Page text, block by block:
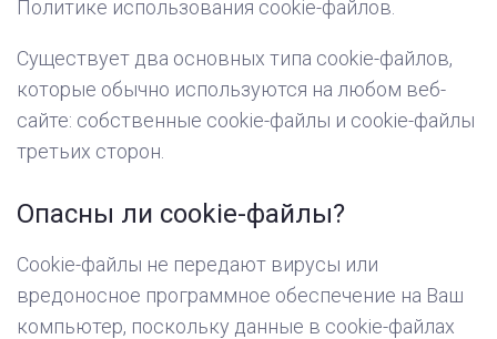
Политике использования cookie-файлов.
Существует два основных типа cookie-файлов,
которые обычно используются на любом веб-
сайте: собственные cookie-файлы и cookie-файлы
третьих сторон.
Опасны ли cookie-файлы?
Cookie-файлы не передают вирусы или
вредоносное программное обеспечение на Ваш
компьютер, поскольку данные в cookie-файлах